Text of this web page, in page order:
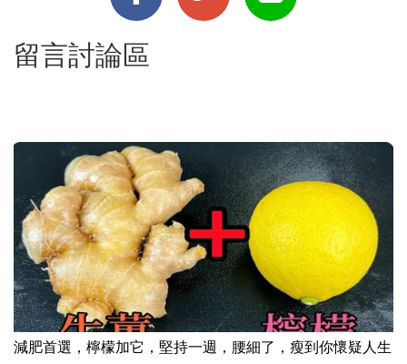
留言討論區
減肥首選，檸檬加它，堅持一週，腰細了，瘦到你懷疑人生